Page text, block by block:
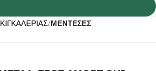
ΜΕΝΤΕΣΕΣ
μεγέθυνση